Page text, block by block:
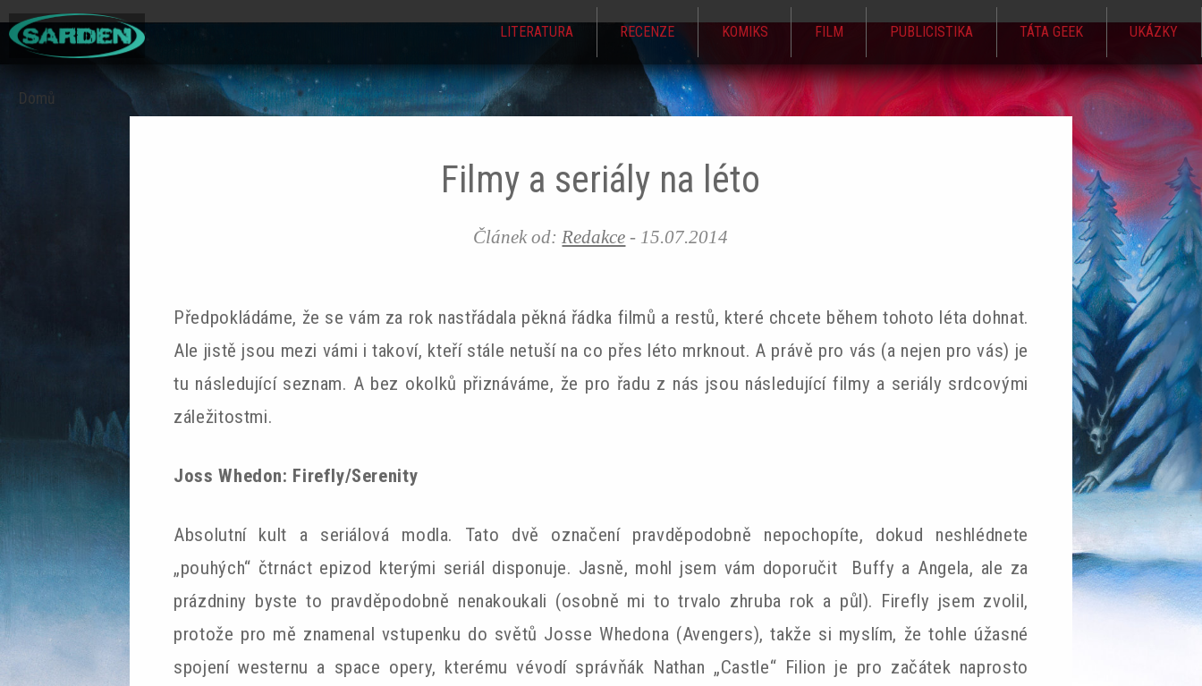
Jump to navigation
LITERATURA RECENZE KOMIKS FILM PUBLICISTIKA TÁTA GEEK UKÁZKY
Domů
Filmy a seriály na léto
Článek od: Redakce - 15.07.2014
Předpokládáme, že se vám za rok nastřádala pěkná řádka filmů a restů, které chcete během tohoto léta dohnat.
Ale jistě jsou mezi vámi i takoví, kteří stále netuší na co přes léto mrknout. A právě pro vás (a nejen pro vás) je
tu následující seznam. A bez okolků přiznáváme, že pro řadu z nás jsou následující filmy a seriály srdcovými
záležitostmi.
Joss Whedon: Firefly/Serenity
Absolutní kult a seriálová modla. Tato dvě označení pravděpodobně nepochopíte, dokud neshlédnete
„pouhých“ čtrnáct epizod kterými seriál disponuje. Jasně, mohl jsem vám doporučit Buffy a Angela, ale za
prázdniny byste to pravděpodobně nenakoukali (osobně mi to trvalo zhruba rok a půl). Firefly jsem zvolil,
protože pro mě znamenal vstupenku do světů Josse Whedona (Avengers), takže si myslím, že tohle úžasné
spojení westernu a space opery, kterému vévodí správňák Nathan „Castle“ Filion je pro začátek naprosto